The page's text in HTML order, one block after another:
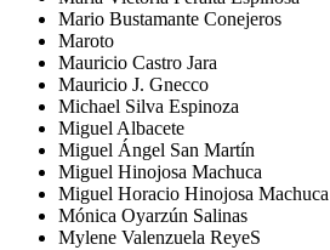
Mario Bustamante Conejeros
Maroto
Mauricio Castro Jara
Mauricio J. Gnecco
Michael Silva Espinoza
Miguel Albacete
Miguel Ángel San Martín
Miguel Hinojosa Machuca
Miguel Horacio Hinojosa Machuca
Mónica Oyarzún Salinas
Mylene Valenzuela ReyeS